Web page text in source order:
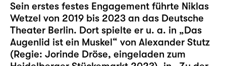
Sein erstes festes Engagement führte Niklas
Wetzel von 2019 bis 2023 an das Deutsche
Theater Berlin. Dort spielte er u. a. in „Das
Augenlid ist ein Muskel“ von Alexander Stutz
(Regie: Jorinde Dröse, eingeladen zum